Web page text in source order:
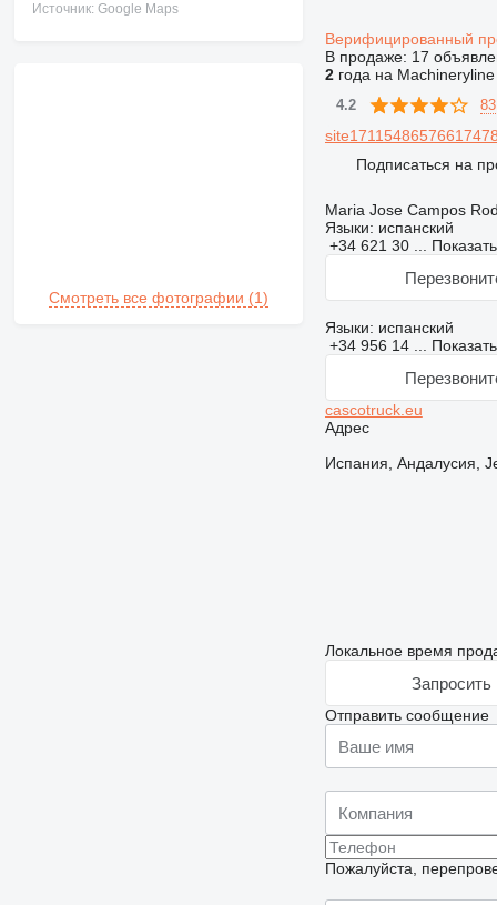
Источник: Google Maps
Смотреть все фотографии (1)
Верифицированный
В продаже: 17
2года на Machineryline
4.2
Подписаться на
Maria Jose Campos
Языки: испанский
+34 621 30 ...
Языки: испанский
+34 956 14 ...
cascotruck.eu
Адрес
Испания, Андалусия,
Локальное время
Запросить
Отправить сообщение
Пожалуйста,